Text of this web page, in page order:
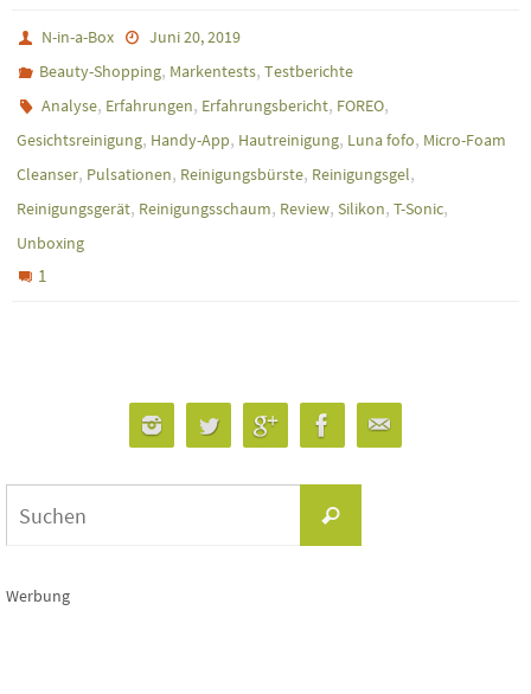
N-in-a-Box
Juni 20, 2019
Beauty-Shopping, Markentests,Testberichte
Analyse, Erfahrungen, Erfahrungsbericht, FOREO,
Gesichtsreinigung, Handy-App, Hautreinigung, Luna fofo, Micro-Foam
Cleanser, Pulsationen, Reinigungsbürste, Reinigungsgel,
Reinigungsgerät, Reinigungsschaum, Review, Silikon, T-Sonic,
Unboxing
1
Suchen
Werbung